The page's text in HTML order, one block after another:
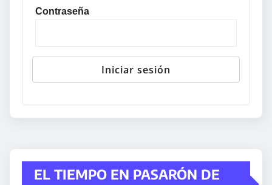
Contraseña
EL TIEMPO EN PASARÓN DE